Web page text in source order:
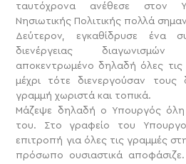
ταυτόχρονα ανέθεσε στον
Νησιωτικής Πολιτικής πολλά
Δεύτερον, εγκαθίδρυσε ένα
διενέργειας
αποκεντρωμένο δηλαδή όλες τις
μέχρι τότε διενεργούσαν τους
γραμμή χωριστά και τοπικά.
Μάζεψε δηλαδή ο Υπουργός όλη
του. Στο γραφείο του
επιτροπή για όλες τις γραμμές
πρόσωπο ουσιαστικά